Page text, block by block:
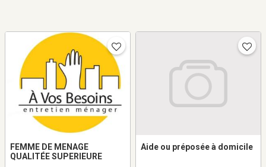
FEMME DE MENAGE
QUALITÉE SUPERIEURE
Aide ou préposée à domicile